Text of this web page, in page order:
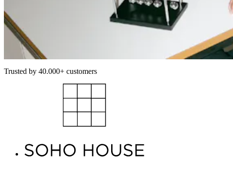
Trusted by 40.000+ customers